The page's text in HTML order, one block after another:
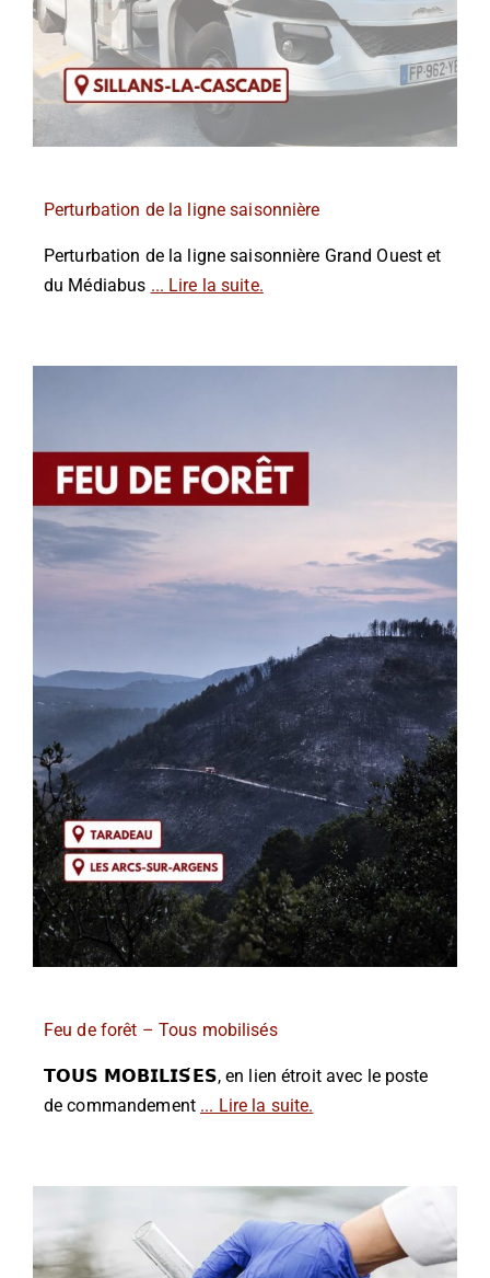
Perturbation de la ligne saisonnière
Perturbation de la ligne saisonnière Grand Ouest et
du Médiabus ... Lire la suite.
Feu de forêt – Tous mobilisés
𝗧𝗢𝗨𝗦 𝗠𝗢𝗕𝗜𝗟𝗜𝗦́𝗘𝗦, en lien étroit avec le poste
de commandement ... Lire la suite.